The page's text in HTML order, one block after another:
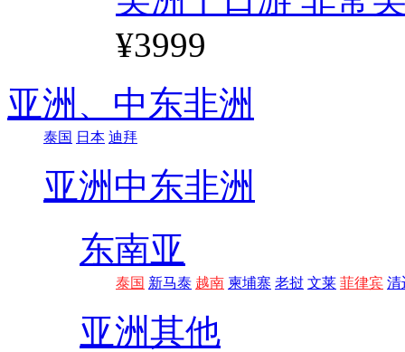
¥3999
亚洲、 中东非洲
泰国 日本 迪拜
亚洲 中东非洲
东南亚
泰国 新马泰 越南 柬埔寨 老挝 文莱 菲律宾 清
亚洲其他